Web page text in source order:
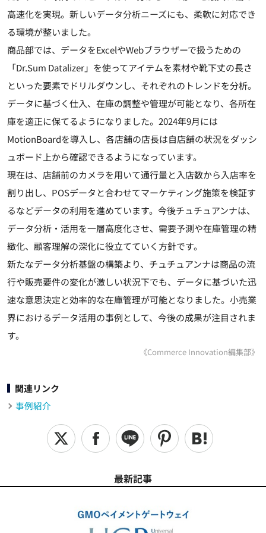
高速化を実現。新しいデータ分析ニーズにも、柔軟に対応でき
る環境が整いました。
商品部では、データをExcelやWebブラウザーで扱うための
「Dr.Sum Datalizer」を使ってアイテムを素材や靴下丈の長さ
といった要素でドリルダウンし、それぞれのトレンドを分析。
データに基づく仕入、在庫の調整や管理が可能となり、各所在
庫を適正に保てるようになりました。2024年9月には
MotionBoardを導入し、各店舗の店長は自店舗の状況をダッシ
ュボード上から確認できるようになっています。
現在は、店舗前のカメラを用いて通行量と入店数から入店率を
割り出し、POSデータと合わせてマーケティング施策を検証す
るなどデータの利用を進めています。今後チュチュアンナは、
データ分析・活用を一層高度化させ、需要予測や在庫管理の精
緻化、顧客理解の深化に役立てていく方針です。
新たなデータ分析基盤の構築より、チュチュアンナは商品の流
行や販売要件の変化が激しい状況下でも、データに基づいた迅
速な意思決定と効率的な在庫管理が可能となりました。小売業
界におけるデータ活用の事例として、今後の成果が注目されま
す。
《Commerce Innovation編集部》
関連リンク
事例紹介
最新記事